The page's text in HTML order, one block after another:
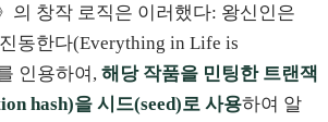
의 창작 로직은 이러했다: 왕신인은
동한다(Everything in Life is
인용하여, 해당 작품을 민팅한 트랜잭
hash)을 시드(seed)로 사용하여 알